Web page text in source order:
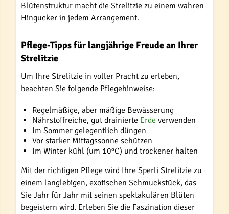
Blütenstruktur macht die Strelitzie zu einem wahren
Hingucker in jedem Arrangement.
Pflege-Tipps für langjährige Freude an Ihrer
Strelitzie
Um Ihre Strelitzie in voller Pracht zu erleben,
beachten Sie folgende Pflegehinweise:
Regelmäßige, aber mäßige Bewässerung
Nährstoffreiche, gut drainierte Erde verwenden
Im Sommer gelegentlich düngen
Vor starker Mittagssonne schützen
Im Winter kühl (um 10°C) und trockener halten
Mit der richtigen Pflege wird Ihre Sperli Strelitzie zu
einem langlebigen, exotischen Schmuckstück, das
Sie Jahr für Jahr mit seinen spektakulären Blüten
begeistern wird. Erleben Sie die Faszination dieser